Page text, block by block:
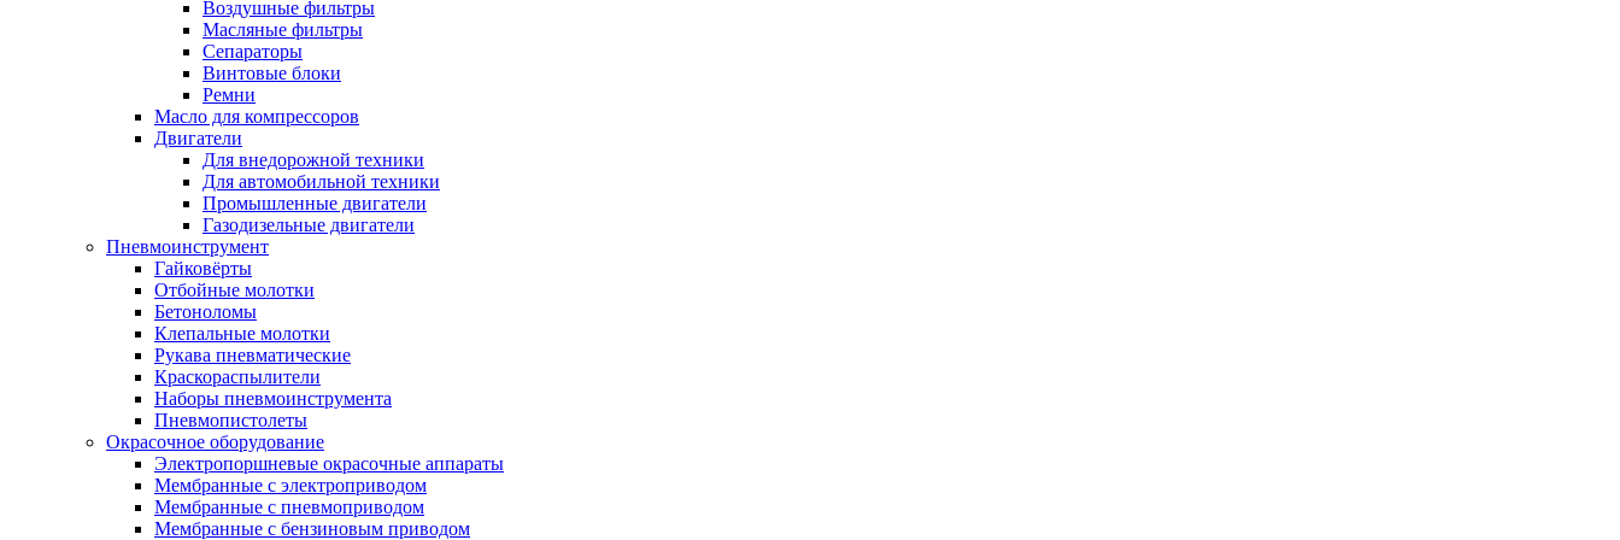
Воздушные фильтры
Масляные фильтры
Сепараторы
Винтовые блоки
Ремни
Масло для компрессоров
Двигатели
Для внедорожной техники
Для автомобильной техники
Промышленные двигатели
Газодизельные двигатели
Пневмоинструмент
Гайковёрты
Отбойные молотки
Бетоноломы
Клепальные молотки
Рукава пневматические
Краскораспылители
Наборы пневмоинструмента
Пневмопистолеты
Окрасочное оборудование
Электропоршневые окрасочные аппараты
Мембранные с электроприводом
Мембранные с пневмоприводом
Мембранные с бензиновым приводом